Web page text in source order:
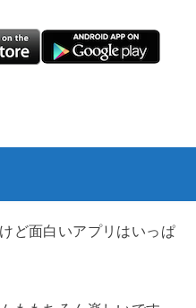
ど面白いアプリはいっぱ